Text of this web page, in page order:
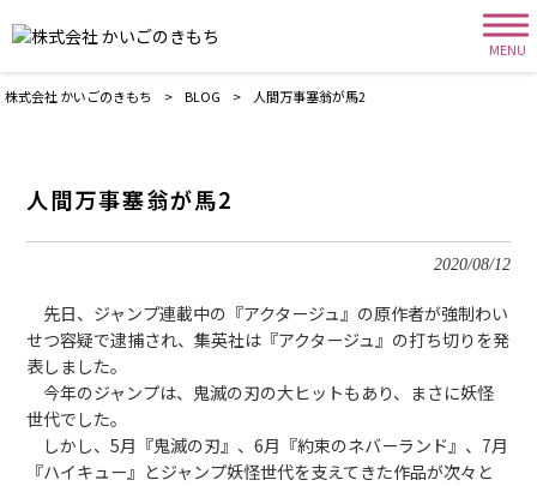
MENU
株式会社 かいごのきもち > BLOG > 人間万事塞翁が馬2
人間万事塞翁が馬2
2020/08/12
先日、ジャンプ連載中の『アクタージュ』の原作者が強制わい
せつ容疑で逮捕され、集英社は『アクタージュ』の打ち切りを発
表しました。
今年のジャンプは、鬼滅の刃の大ヒットもあり、まさに妖怪
世代でした。
しかし、5月『鬼滅の刃』、6月『約束のネバーランド』、7月
『ハイキュー』とジャンプ妖怪世代を支えてきた作品が次々と